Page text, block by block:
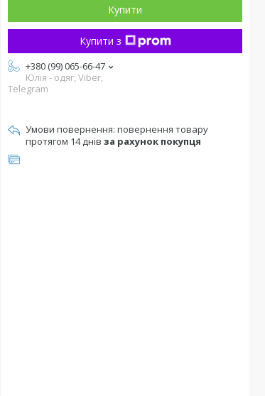
Купити
Купити з
+380 (99) 065-66-47
Юлія - одяг, Viber,
Telegram
повернення товару
протягом 14 днів за рахунок покупця